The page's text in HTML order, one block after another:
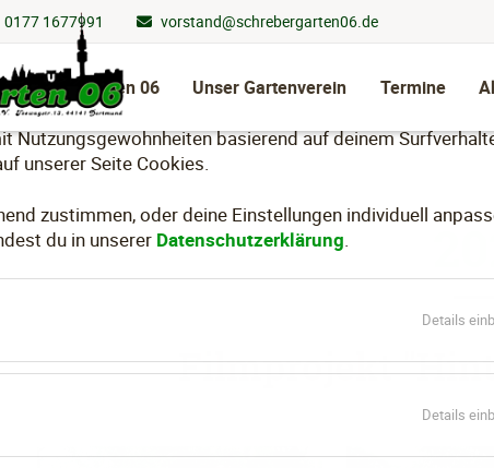
dieser Webseite bereitzustellen, dein Nutzungsverhalten zu
Nutzungsgewohnheiten basierend auf deinem
unserer Seite Cookies.
zustimmen, oder deine Einstellungen individuell
du in unserer Datenschutzerklärung.
Details
Details
0177 1677991 vorstand@schrebergarten06.de
Schrebergarten 06 Unser Gartenverein Termine
Filmprojekt